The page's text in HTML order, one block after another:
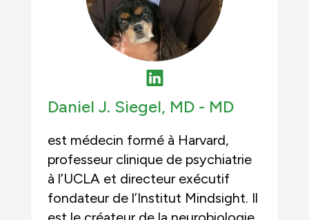
Daniel J. Siegel, MD - MD
est médecin formé à Harvard,
professeur clinique de psychiatrie
à l’UCLA et directeur exécutif
fondateur de l’Institut Mindsight. Il